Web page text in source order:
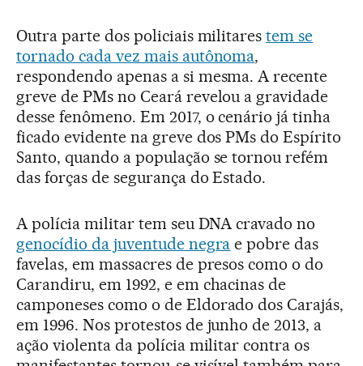
Outra parte dos policiais militarestem se
tornado cada vez mais autônoma,
respondendo apenas a si mesma. A recente
greve de PMs no Ceará revelou a gravidade
desse fenômeno. Em 2017, o cenário já tinha
ficado evidente na greve dos PMs do Espírito
Santo, quando a população se tornou refém
das forças de segurança do Estado.
A polícia militar tem seu DNA cravado no
genocídio da juventude negra e pobre das
favelas, em massacres de presos como o do
Carandiru, em 1992, e em chacinas de
camponeses como o de Eldorado dos Carajás,
em 1996. Nos protestos de junho de 2013, a
ação violenta da polícia militar contra os